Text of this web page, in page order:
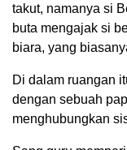
takut, namanya si
buta mengajak si
biara, yang
Di dalam ruangan
dengan sebuah
menghubungkan